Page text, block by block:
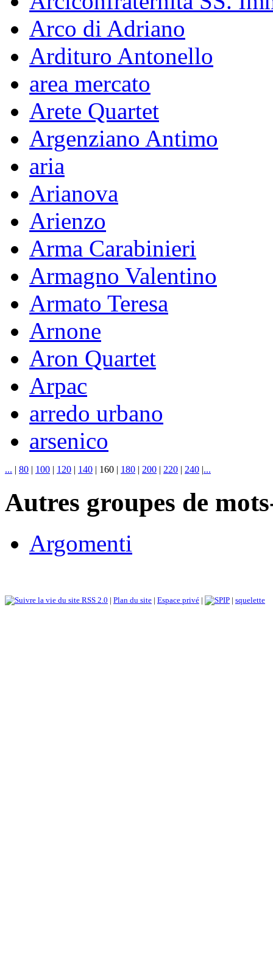
Arco di Adriano
Ardituro Antonello
area mercato
Arete Quartet
Argenziano Antimo
aria
Arianova
Arienzo
Arma Carabinieri
Armagno Valentino
Armato Teresa
Arnone
Aron Quartet
Arpac
arredo urbano
arsenico
... | 80 | 100 | 120 | 140 | 160 | 180 | 200 | 220 | 240 |...
Autres groupes de
Argomenti
RSS 2.0 | Plan du site | Espace privé | | squelette